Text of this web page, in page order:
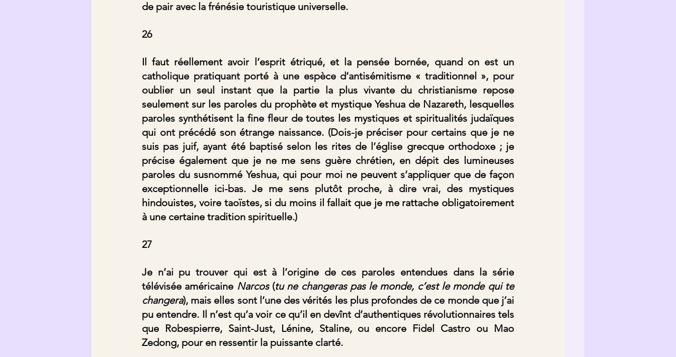
de pair avec la frénésie touristique universelle.
26
Il faut réellement avoir l’esprit étriqué, et la pensée bornée, quand on est un
catholique pratiquant porté à une espèce d’antisémitisme « traditionnel », pour
oublier un seul instant que la partie la plus vivante du christianisme repose
seulement sur les paroles du prophète et mystique Yeshua de Nazareth, lesquelles
paroles synthétisent la fine fleur de toutes les mystiques et spiritualités judaïques
qui ont précédé son étrange naissance. (Dois-je préciser pour certains que je ne
suis pas juif, ayant été baptisé selon les rites de l’église grecque orthodoxe ; je
précise également que je ne me sens guère chrétien, en dépit des lumineuses
paroles du susnommé Yeshua, qui pour moi ne peuvent s’appliquer que de façon
exceptionnelle ici-bas. Je me sens plutôt proche, à dire vrai, des mystiques
hindouistes, voire taoïstes, si du moins il fallait que je me rattache obligatoirement
à une certaine tradition spirituelle.)
27
Je n’ai pu trouver qui est à l’origine de ces paroles entendues dans la série
télévisée américaine Narcos (tu ne changeras pas le monde, c’est le monde qui te
changera), mais elles sont l’une des vérités les plus profondes de ce monde que j’ai
pu entendre. Il n’est qu’a voir ce qu’il en devînt d’authentiques révolutionnaires tels
que Robespierre, Saint-Just, Lénine, Staline, ou encore Fidel Castro ou Mao
Zedong, pour en ressentir la puissante clarté.